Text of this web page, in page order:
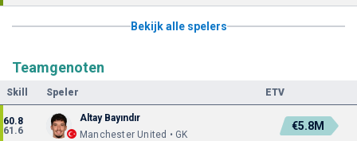
Bekijk alle spelers
Teamgenoten
Skill Speler ETV
60.8
61.6
Altay Bayındır
Manchester United • GK
€5.8M